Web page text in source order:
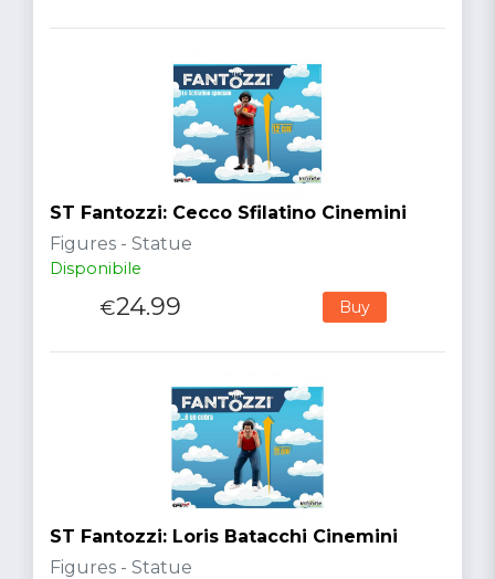
ST Fantozzi: Cecco Sfilatino Cinemini
Figures - Statue
Disponibile
€24.99 Buy
ST Fantozzi: Loris Batacchi Cinemini
Figures - Statue